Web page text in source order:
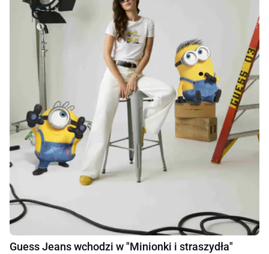
Guess Jeans wchodzi w "Minionki i straszydła"